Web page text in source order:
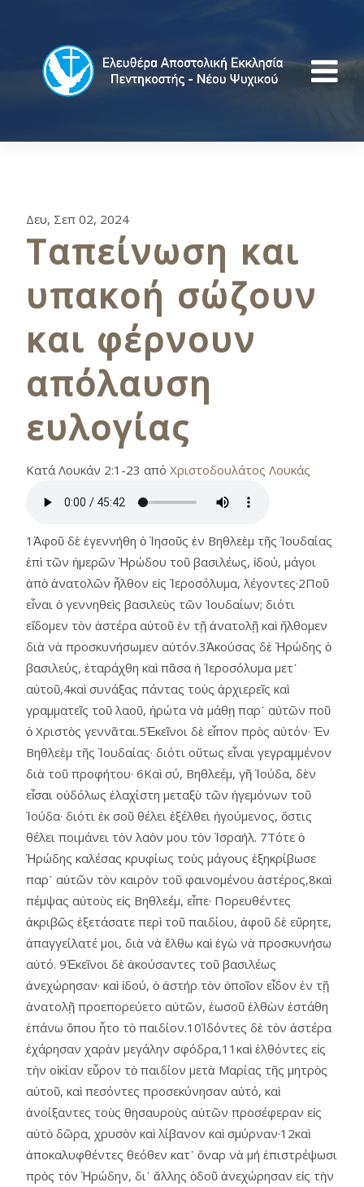
Δευ, Σεπ 02, 2024
Ταπείνωση και
υπακοή σώζουν
και φέρνουν
απόλαυση
ευλογίας
Κατά Λουκάν 2:1-23 από Χριστοδουλάτος Λουκάς
1Ἀφοῦ δὲ ἐγεννήθη ὁ Ἰησοῦς ἐν Βηθλεὲμ τῆς Ἰουδαίας
ἐπὶ τῶν ἡμερῶν Ἡρώδου τοῦ βασιλέως, ἰδού, μάγοι
ἀπὸ ἀνατολῶν ἦλθον εἰς Ἱεροσόλυμα, λέγοντες·2Ποῦ
εἶναι ὁ γεννηθεὶς βασιλεὺς τῶν Ἰουδαίων; διότι
εἴδομεν τὸν ἀστέρα αὐτοῦ ἐν τῇ ἀνατολῇ καὶ ἤλθομεν
διὰ νὰ προσκυνήσωμεν αὐτόν.3Ἀκούσας δὲ Ἡρώδης ὁ
βασιλεύς, ἐταράχθη καὶ πᾶσα ἡ Ἱεροσόλυμα μετ᾿
αὐτοῦ,4καὶ συνάξας πάντας τοὺς ἀρχιερεῖς καὶ
γραμματεῖς τοῦ λαοῦ, ἠρώτα νὰ μάθῃ παρ᾿ αὐτῶν ποῦ
ὁ Χριστὸς γεννᾶται.5Ἐκεῖνοι δὲ εἶπον πρὸς αὐτόν· Ἐν
Βηθλεὲμ τῆς Ἰουδαίας· διότι οὕτως εἶναι γεγραμμένον
διὰ τοῦ προφήτου· 6Καὶ σύ, Βηθλεέμ, γῆ Ἰούδα, δὲν
εἶσαι οὐδόλως ἐλαχίστη μεταξὺ τῶν ἡγεμόνων τοῦ
Ἰούδα· διότι ἐκ σοῦ θέλει ἐξέλθει ἡγούμενος, ὅστις
θέλει ποιμάνει τὸν λαὸν μου τὸν Ἰσραήλ. 7Τότε ὁ
Ἡρώδης καλέσας κρυφίως τοὺς μάγους ἐξηκρίβωσε
παρ᾿ αὐτῶν τὸν καιρὸν τοῦ φαινομένου ἀστέρος,8καὶ
πέμψας αὐτοὺς εἰς Βηθλεέμ, εἶπε· Πορευθέντες
ἀκριβῶς ἐξετάσατε περὶ τοῦ παιδίου, ἀφοῦ δὲ εὕρητε,
ἀπαγγείλατέ μοι, διὰ νὰ ἔλθω καὶ ἐγὼ νὰ προσκυνήσω
αὐτό. 9Ἐκεῖνοι δὲ ἀκούσαντες τοῦ βασιλέως
ἀνεχώρησαν· καὶ ἰδού, ὁ ἀστήρ τὸν ὁποῖον εἶδον ἐν τῇ
ἀνατολῇ προεπορεύετο αὐτῶν, ἑωσοῦ ἐλθὼν ἐστάθη
ἐπάνω ὅπου ἦτο τὸ παιδίον.10Ἰδόντες δὲ τὸν ἀστέρα
ἐχάρησαν χαρὰν μεγάλην σφόδρα,11καὶ ἐλθόντες εἰς
τὴν οἰκίαν εὗρον τὸ παιδίον μετὰ Μαρίας τῆς μητρὸς
αὐτοῦ, καὶ πεσόντες προσεκύνησαν αὐτό, καὶ
ἀνοίξαντες τοὺς θησαυροὺς αὑτῶν προσέφεραν εἰς
αὐτὸ δῶρα, χρυσὸν καὶ λίβανον καὶ σμύρναν·12καὶ
ἀποκαλυφθέντες θεόθεν κατ᾿ ὄναρ νὰ μή ἐπιστρέψωσι
πρὸς τὸν Ἡρώδην, δι᾿ ἄλλης ὁδοῦ ἀνεχώρησαν εἰς τὴν